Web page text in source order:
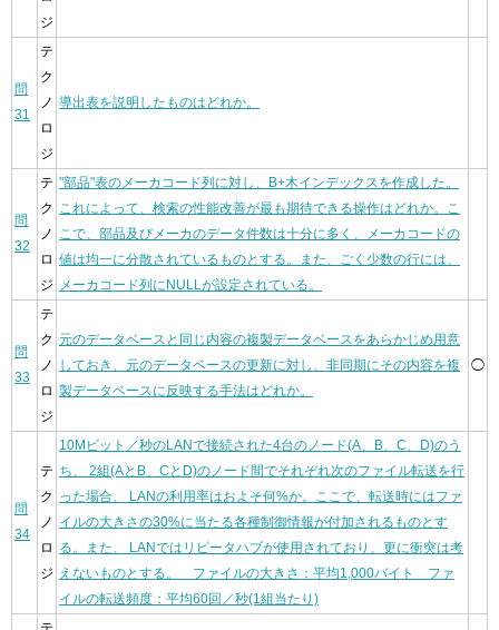
ジ
問
31
テ
ク
ノ
ロ
ジ
導出表を説明したものはどれか。
問
32
テ
ク
ノ
ロ
ジ
"部品"表のメーカコード列に対し、B+木インデックスを作成した。
これによって、検索の性能改善が最も期待できる操作はどれか。こ
こで、部品及びメーカのデータ件数は十分に多く、メーカコードの
値は均一に分散されているものとする。また、ごく少数の行には、
メーカコード列にNULLが設定されている。
問
33
テ
ク
ノ
ロ
ジ
元のデータベースと同じ内容の複製データベースをあらかじめ用意
しておき、元のデータベースの更新に対し、非同期にその内容を複
製データベースに反映する手法はどれか。
◯
問
34
テ
ク
ノ
ロ
ジ
10Mビット／秒のLANで接続された4台のノード(A、B、C、D)のう
ち、 2組(AとB、CとD)のノード間でそれぞれ次のファイル転送を行
った場合、 LANの利用率はおよそ何%か。ここで、転送時にはファ
イルの大きさの30%に当たる各種制御情報が付加されるものとす
る。また、 LANではリピータハブが使用されており、更に衝突は考
えないものとする。 ファイルの大きさ：平均1,000バイト ファ
イルの転送頻度：平均60回／秒(1組当たり)